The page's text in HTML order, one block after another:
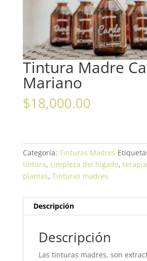
Tintura Madre
Mariano
$18,000.00
Categoría: Tinturas Madres
tintura, Limpieza del hígado,
plantas, Tinturas madres
Descripción
Descripción
Las tinturas madres, son